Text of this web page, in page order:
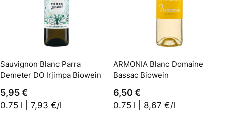
In den Warenkorb
Sauvignon Blanc Parra
Demeter DO Irjimpa Biowein
5,95 €
0.75 l | 7,93 €/l
In den Warenkorb
ARMONIA Blanc Domaine
Bassac Biowein
6,50 €
0.75 l | 8,67 €/l